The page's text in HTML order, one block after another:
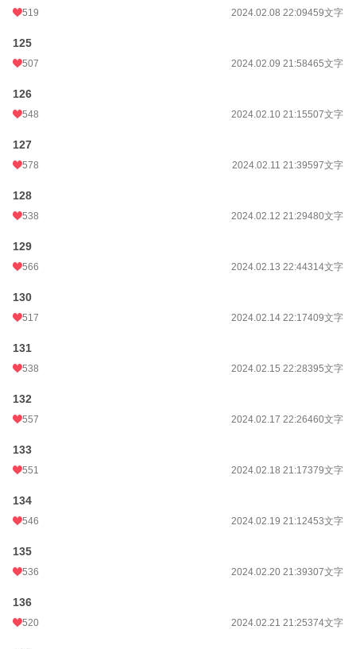
519 2024.02.08 22:09459文字
125
507 2024.02.09 21:58465文字
126
548 2024.02.10 21:15507文字
127
578 2024.02.11 21:39597文字
128
538 2024.02.12 21:29480文字
129
566 2024.02.13 22:44314文字
130
517 2024.02.14 22:17409文字
131
538 2024.02.15 22:28395文字
132
557 2024.02.17 22:26460文字
133
551 2024.02.18 21:17379文字
134
546 2024.02.19 21:12453文字
135
536 2024.02.20 21:39307文字
136
520 2024.02.21 21:25374文字